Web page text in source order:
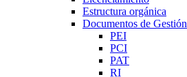
Estructura orgánica
Documentos de Gestión
PEI
PCI
PAT
RI